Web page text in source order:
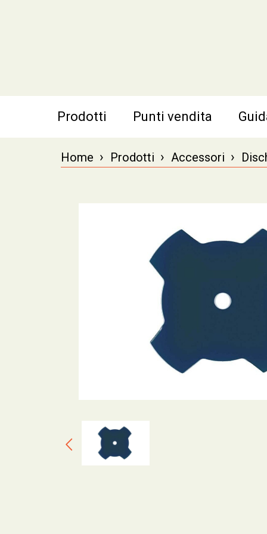
Prodotti Punti vendita
Home › Prodotti › Accessori ›